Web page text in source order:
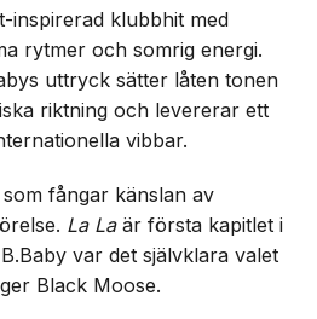
inspirerad klubbhit med
rytmer och somrig energi.
uttryck sätter låten tonen
riktning och levererar ett
vibbar.
fångar känslan av
La Laär första kapitlet i
var det självklara valet
Black Moose.